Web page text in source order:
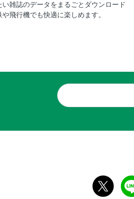
雑誌のデータをまるごとダウンロード
飛行機でも快適に楽しめます。